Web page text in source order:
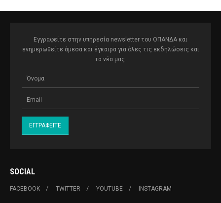
Εγγραφείτε στην υπηρεσία newsletter του ΟΠΑΝΔΑ και
ενημερωθείτε άμεσα και έγκαιρα για όλες τις εκδηλώσεις και
τα νέα μας.
SOCIAL
FACEBOOK TWITTER YOUTUBE INSTAGRAM